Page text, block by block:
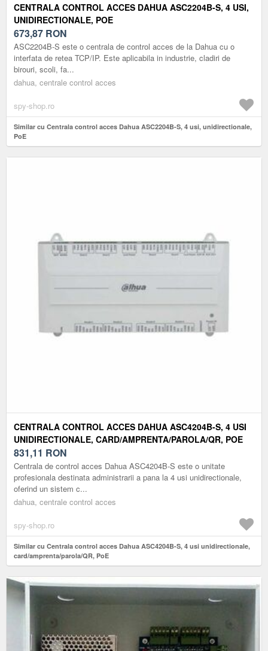
CENTRALA CONTROL ACCES DAHUA ASC2204B-S, 4 USI,
UNIDIRECTIONALE, POE
673,87 RON
ASC2204B-S este o centrala de control acces de la Dahua cu o
interfata de retea TCP/IP. Este aplicabila in industrie, cladiri de
birouri, scoli, fa...
dahua, centrale control acces
spy-shop.ro
Similar cu Centrala control acces Dahua ASC2204B-S, 4 usi, unidirectionale,
PoE
CENTRALA CONTROL ACCES DAHUA ASC4204B-S, 4 USI
UNIDIRECTIONALE, CARD/AMPRENTA/PAROLA/QR, POE
831,11 RON
Centrala de control acces Dahua ASC4204B-S este o unitate
profesionala destinata administrarii a pana la 4 usi unidirectionale,
oferind un sistem c...
dahua, centrale control acces
spy-shop.ro
Similar cu Centrala control acces Dahua ASC4204B-S, 4 usi unidirectionale,
card/amprenta/parola/QR, PoE